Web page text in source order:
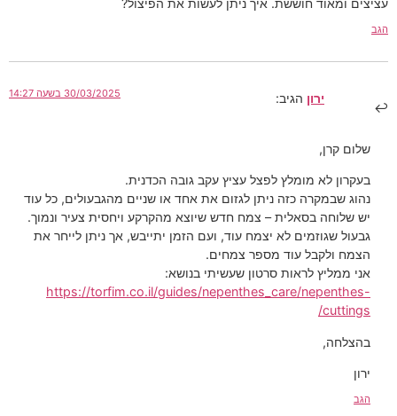
עציצים ומאוד חוששת. איך ניתן לעשות את הפיצול?
הגב
ירון הגיב: 30/03/2025 בשעה 14:27
שלום קרן,
בעקרון לא מומלץ לפצל עציץ עקב גובה הכדנית.
נהוג שבמקרה כזה ניתן לגזום את אחד או שניים מהגבעולים, כל עוד
יש שלוחה בסאלית – צמח חדש שיוצא מהקרקע ויחסית צעיר ונמוך.
גבעול שגוזמים לא יצמח עוד, ועם הזמן יתייבש, אך ניתן לייחר את
הצמח ולקבל עוד מספר צמחים.
אני ממליץ לראות סרטון שעשיתי בנושא:
https://torfim.co.il/guides/nepenthes_care/nepenthes-
cuttings/
בהצלחה,
ירון
הגב